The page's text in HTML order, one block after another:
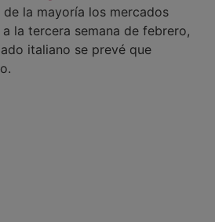
la mayoría los mercados
la tercera semana de febrero,
italiano se prevé que